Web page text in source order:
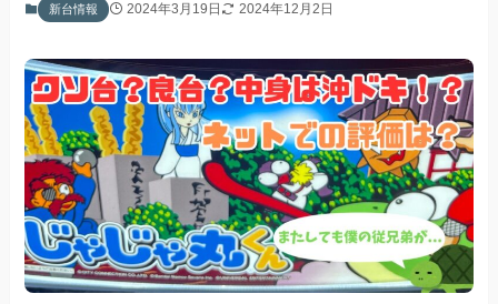
新台情報 2024年3月19日 2024年12月2日